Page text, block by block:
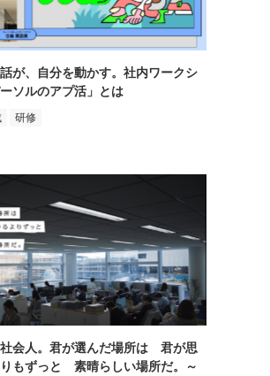
が、自分を動かす。社内ワークシ
ソルのアプ活」とは
研修
会人。君が選んだ場所は 君が思
もずっと 素晴らしい場所だ。～